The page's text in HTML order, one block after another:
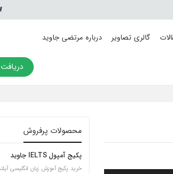
گالری تصاویر درباره مرتضی جاوید
محصولات پرفروش
پکیج آمپول IELTS جاوید
خرید پکیج آموزش زبان انگلیسی